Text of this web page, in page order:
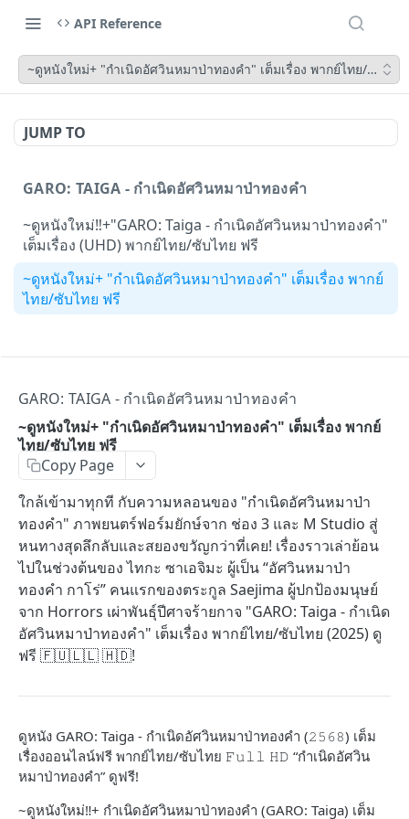
API Reference
~ดูหนังใหม่+ "กำเนิดอัศวินหมาป่าทองคำ" เต็มเรื่อง พากย์ไทย/ซับไท
JUMP TO
GARO: TAIGA - กำเนิดอัศวินหมาป่าทองคำ
~ดูหนังใหม่‼️+"GARO: Taiga - กำเนิดอัศวินหมาป่าทองคำ"
เต็มเรื่อง (UHD) พากย์ไทย/ซับไทย ฟรี
~ดูหนังใหม่+ "กำเนิดอัศวินหมาป่าทองคำ" เต็มเรื่อง พากย์
ไทย/ซับไทย ฟรี
Powered by
GARO: TAIGA - กำเนิดอัศวินหมาป่าทองคำ
~ดูหนังใหม่+ "กำเนิดอัศวินหมาป่าทองคำ" เต็มเรื่อง พากย์
ไทย/ซับไทย ฟรี
Copy Page
ใกล้เข้ามาทุกที กับความหลอนของ "กำเนิดอัศวินหมาป่า
ทองคำ" ภาพยนตร์ฟอร์มยักษ์จาก ช่อง 3 และ M Studio สู่
หนทางสุดลึกลับและสยองขวัญกว่าที่เคย! เรื่องราวเล่าย้อน
ไปในช่วงต้นของ ไทกะ ซาเอจิมะ ผู้เป็น “อัศวินหมาป่า
ทองคำ กาโร่” คนแรกของตระกูล Saejima ผู้ปกป้องมนุษย์
จาก Horrors เผ่าพันธุ์ปีศาจร้ายกาจ "GARO: Taiga - กำเนิด
อัศวินหมาป่าทองคำ" เต็มเรื่อง พากย์ไทย/ซับไทย (2025) ดู
ฟรี 🇫​​🇺​​🇱​​🇱​ ​🇭​​🇩​!
ดูหนัง GARO: Taiga - กำเนิดอัศวินหมาป่าทองคำ (𝟸𝟻𝟼𝟾) เต็ม
เรื่องออนไลน์ฟรี พากย์ไทย/ซับไทย 𝙵𝚞𝚕𝚕 𝙷𝙳 “กำเนิดอัศวิน
หมาป่าทองคำ” ดูฟรี!
~ดูหนังใหม่‼️+ กำเนิดอัศวินหมาป่าทองคำ (GARO: Taiga) เต็ม